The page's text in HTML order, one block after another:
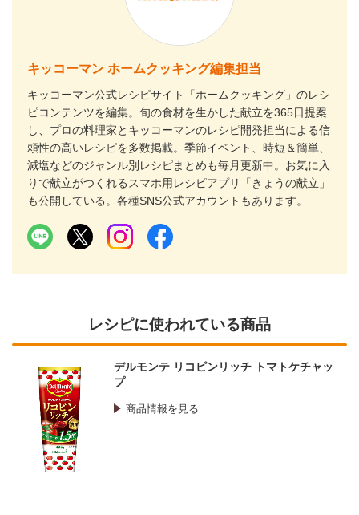
キッコーマン ホームクッキング編集担当
キッコーマン公式レシピサイト「ホームクッキング」のレシ
ピコンテンツを編集。旬の食材を生かした献立を365日提案
し、プロの料理家とキッコーマンのレシピ開発担当による信
頼性の高いレシピを多数掲載。季節イベント、時短＆簡単、
減塩などのジャンル別レシピまとめも毎月更新中。お気に入
りで献立がつくれるスマホ用レシピアプリ「きょうの献立」
も公開している。各種SNS公式アカウントもあります。
レシピに使われている商品
デルモンテ リコピンリッチ トマトケチャッ
プ
商品情報を見る